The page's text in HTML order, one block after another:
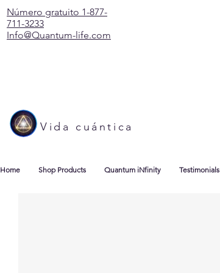
Número gratuito 1-877-
711-3233
Info@Quantum-life.com
Vida cuántica
Home Shop Products Quantum iNfinity Testimonials